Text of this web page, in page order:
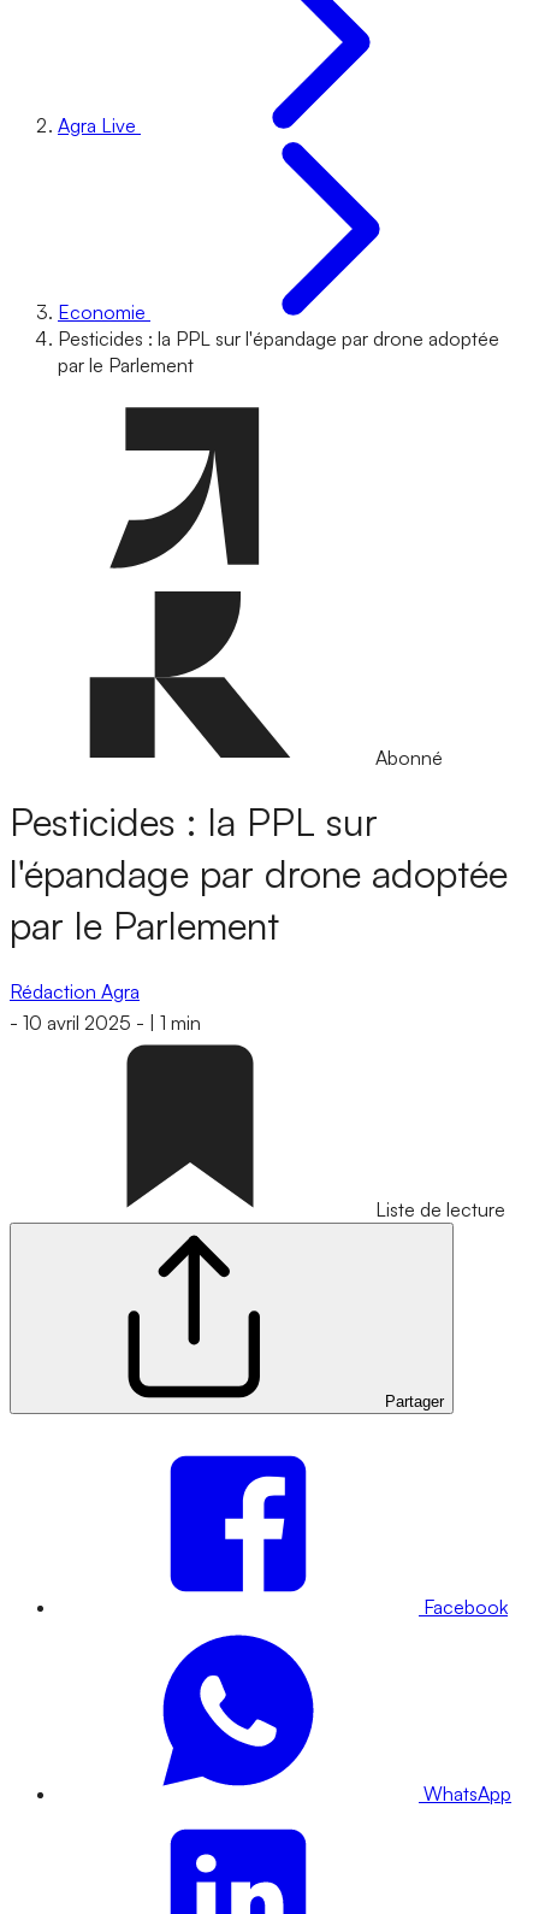
Agra Live
Economie
Pesticides : la PPL sur l'épandage par drone adoptée
par le Parlement
Abonné
Pesticides : la PPL sur
l'épandage par drone adoptée
par le Parlement
Rédaction Agra
- 10 avril 2025 - 1 min
Liste de lecture
Partager
Facebook
WhatsApp